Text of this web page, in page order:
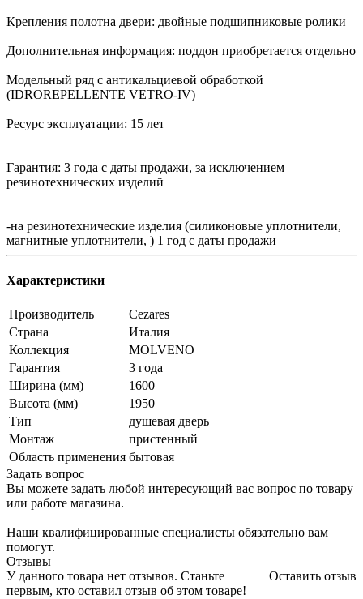
Крепления полотна двери: двойные подшипниковые ролики
Дополнительная информация: поддон приобретается отдельно
Модельный ряд с антикальциевой обработкой
(IDROREPELLENTE VETRO-IV)
Ресурс эксплуатации: 15 лет
Гарантия: 3 года с даты продажи, за исключением
резинотехнических изделий
-на резинотехнические изделия (силиконовые уплотнители,
магнитные уплотнители, ) 1 год с даты продажи
Характеристики
Производитель
Cezares
Страна
Италия
Коллекция
MOLVENO
Гарантия
3 года
Ширина (мм)
1600
Высота (мм)
1950
Тип
душевая дверь
Монтаж
пристенный
Область применения бытовая
Задать вопрос
Вы можете задать любой интересующий вас вопрос по товару
или работе магазина.
Наши квалифицированные специалисты обязательно вам
помогут.
Отзывы
Оставить отзыв
У данного товара нет отзывов. Станьте
первым, кто оставил отзыв об этом товаре!